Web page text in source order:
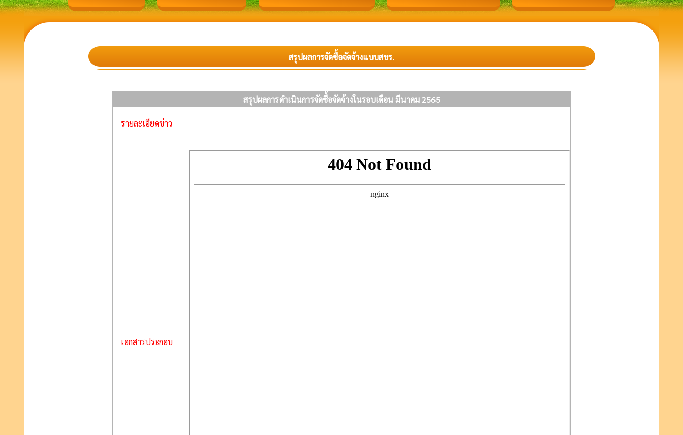
สรุปผลการจัดซื้อจัดจ้างแบบสขร.
สรุปผลการดำเนินการจัดซื้อจัดจ้างในรอบเดือน มีนาคม 2565
รายละเอียดข่าว
เอกสารประกอบ